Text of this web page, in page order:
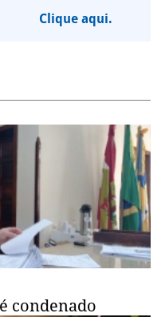
Clique aqui.
condenado